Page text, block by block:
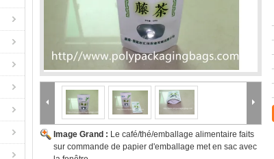
Image Grand : Le café/thé/emballage alimentaire faits
sur commande de papier d'emballage met en sac avec